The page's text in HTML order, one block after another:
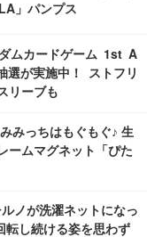
」パンプス
ムカードゲーム 1st A
が実施中！ ストフリ
リーブも
みっちはもぐもぐ♪ 生
ームマグネット「ぴた
ノが洗濯ネットになっ
転し続ける姿を思わず